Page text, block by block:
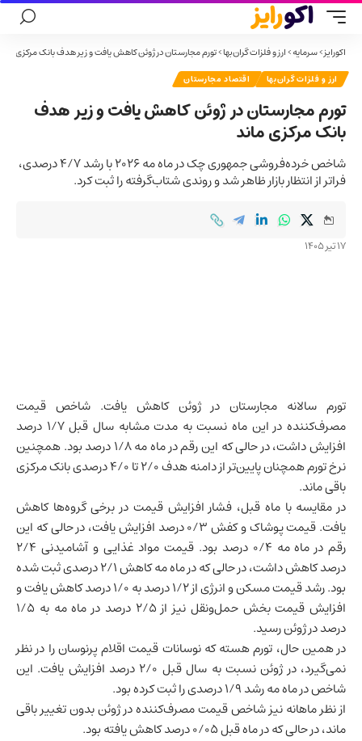
اکورایز>سرمایه>ارز و فلزات گران‌بها>تورم مجارستان در ژوئن کاهش یافت و زیر هدف بانک مرکزی
ارز و فلزات گران‌بها اقتصاد مجارستان
تورم مجارستان در ژوئن کاهش یافت و زیر هدف
بانک مرکزی ماند
شاخص خرده‌فروشی جمهوری چک در ماه مه ۲۰۲۶ با رشد ۴/۷ درصدی،
فراتر از انتظار بازار ظاهر شد و روندی شتاب‌گرفته را ثبت کرد.
17 تیر 1405
تورم سالانه مجارستان در ژوئن کاهش یافت. شاخص قیمت
مصرف‌کننده در این ماه نسبت به مدت مشابه سال قبل 1/7 درصد
افزایش داشت، در حالی که این رقم در ماه مه 1/8 درصد بود. همچنین
نرخ تورم همچنان پایین‌تر از دامنه هدف 2/0 تا 4/0 درصدی بانک مرکزی
باقی ماند.
در مقایسه با ماه قبل، فشار افزایش قیمت در برخی گروه‌ها کاهش
یافت. قیمت پوشاک و کفش 0/3 درصد افزایش یافت، در حالی که این
رقم در ماه مه 0/4 درصد بود. قیمت مواد غذایی و آشامیدنی 2/4
درصد کاهش داشت، در حالی که در ماه مه کاهش 2/1 درصدی ثبت شده
بود. رشد قیمت مسکن و انرژی از 1/2 درصد به 1/0 درصد کاهش یافت و
افزایش قیمت بخش حمل‌ونقل نیز از 2/5 درصد در ماه مه به 1/5
درصد در ژوئن رسید.
در همین حال، تورم هسته که نوسانات قیمت اقلام پرنوسان را در نظر
نمی‌گیرد، در ژوئن نسبت به سال قبل 2/0 درصد افزایش یافت. این
شاخص در ماه مه رشد 1/9 درصدی را ثبت کرده بود.
از نظر ماهانه نیز شاخص قیمت مصرف‌کننده در ژوئن بدون تغییر باقی
ماند، در حالی که در ماه قبل 0/05 درصد کاهش یافته بود.